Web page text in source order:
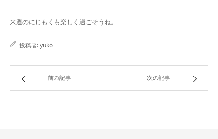
来週のにじもくも楽しく過ごそうね。
投稿者:yuko
前の記事 次の記事